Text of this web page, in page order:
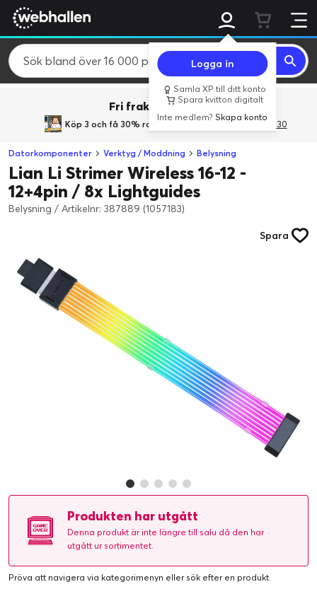
Logga in
Samla XP till ditt konto
Spara kvitton digitalt
Inte medlem?Skapa konto
Fri frakt över 800 kr.
Köp 3 och få 30% rabatt med rabattkoden 3Gives30
Datorkomponenter Verktyg / Moddning Belysning
Lian Li Strimer Wireless 16-12 -
12+4pin / 8x Lightguides
Belysning / Artikelnr: 387889 (1057183)
Spara
Produkten har utgått
Denna produkt är inte längre till salu då den har
utgått ur sortimentet.
Pröva att navigera via kategorimenyn eller sök efter en produkt.